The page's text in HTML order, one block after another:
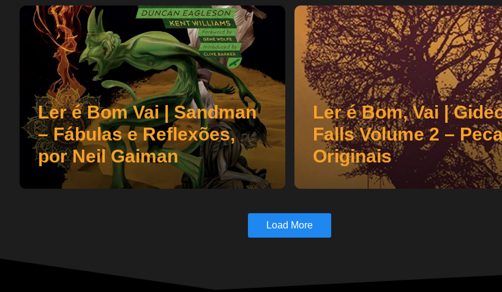
Ler é Bom Vai | Sandman
– Fábulas e Reflexões,
por Neil Gaiman
Ler é Bom, Vai |
Falls Volume 2 –
Originais
Load More